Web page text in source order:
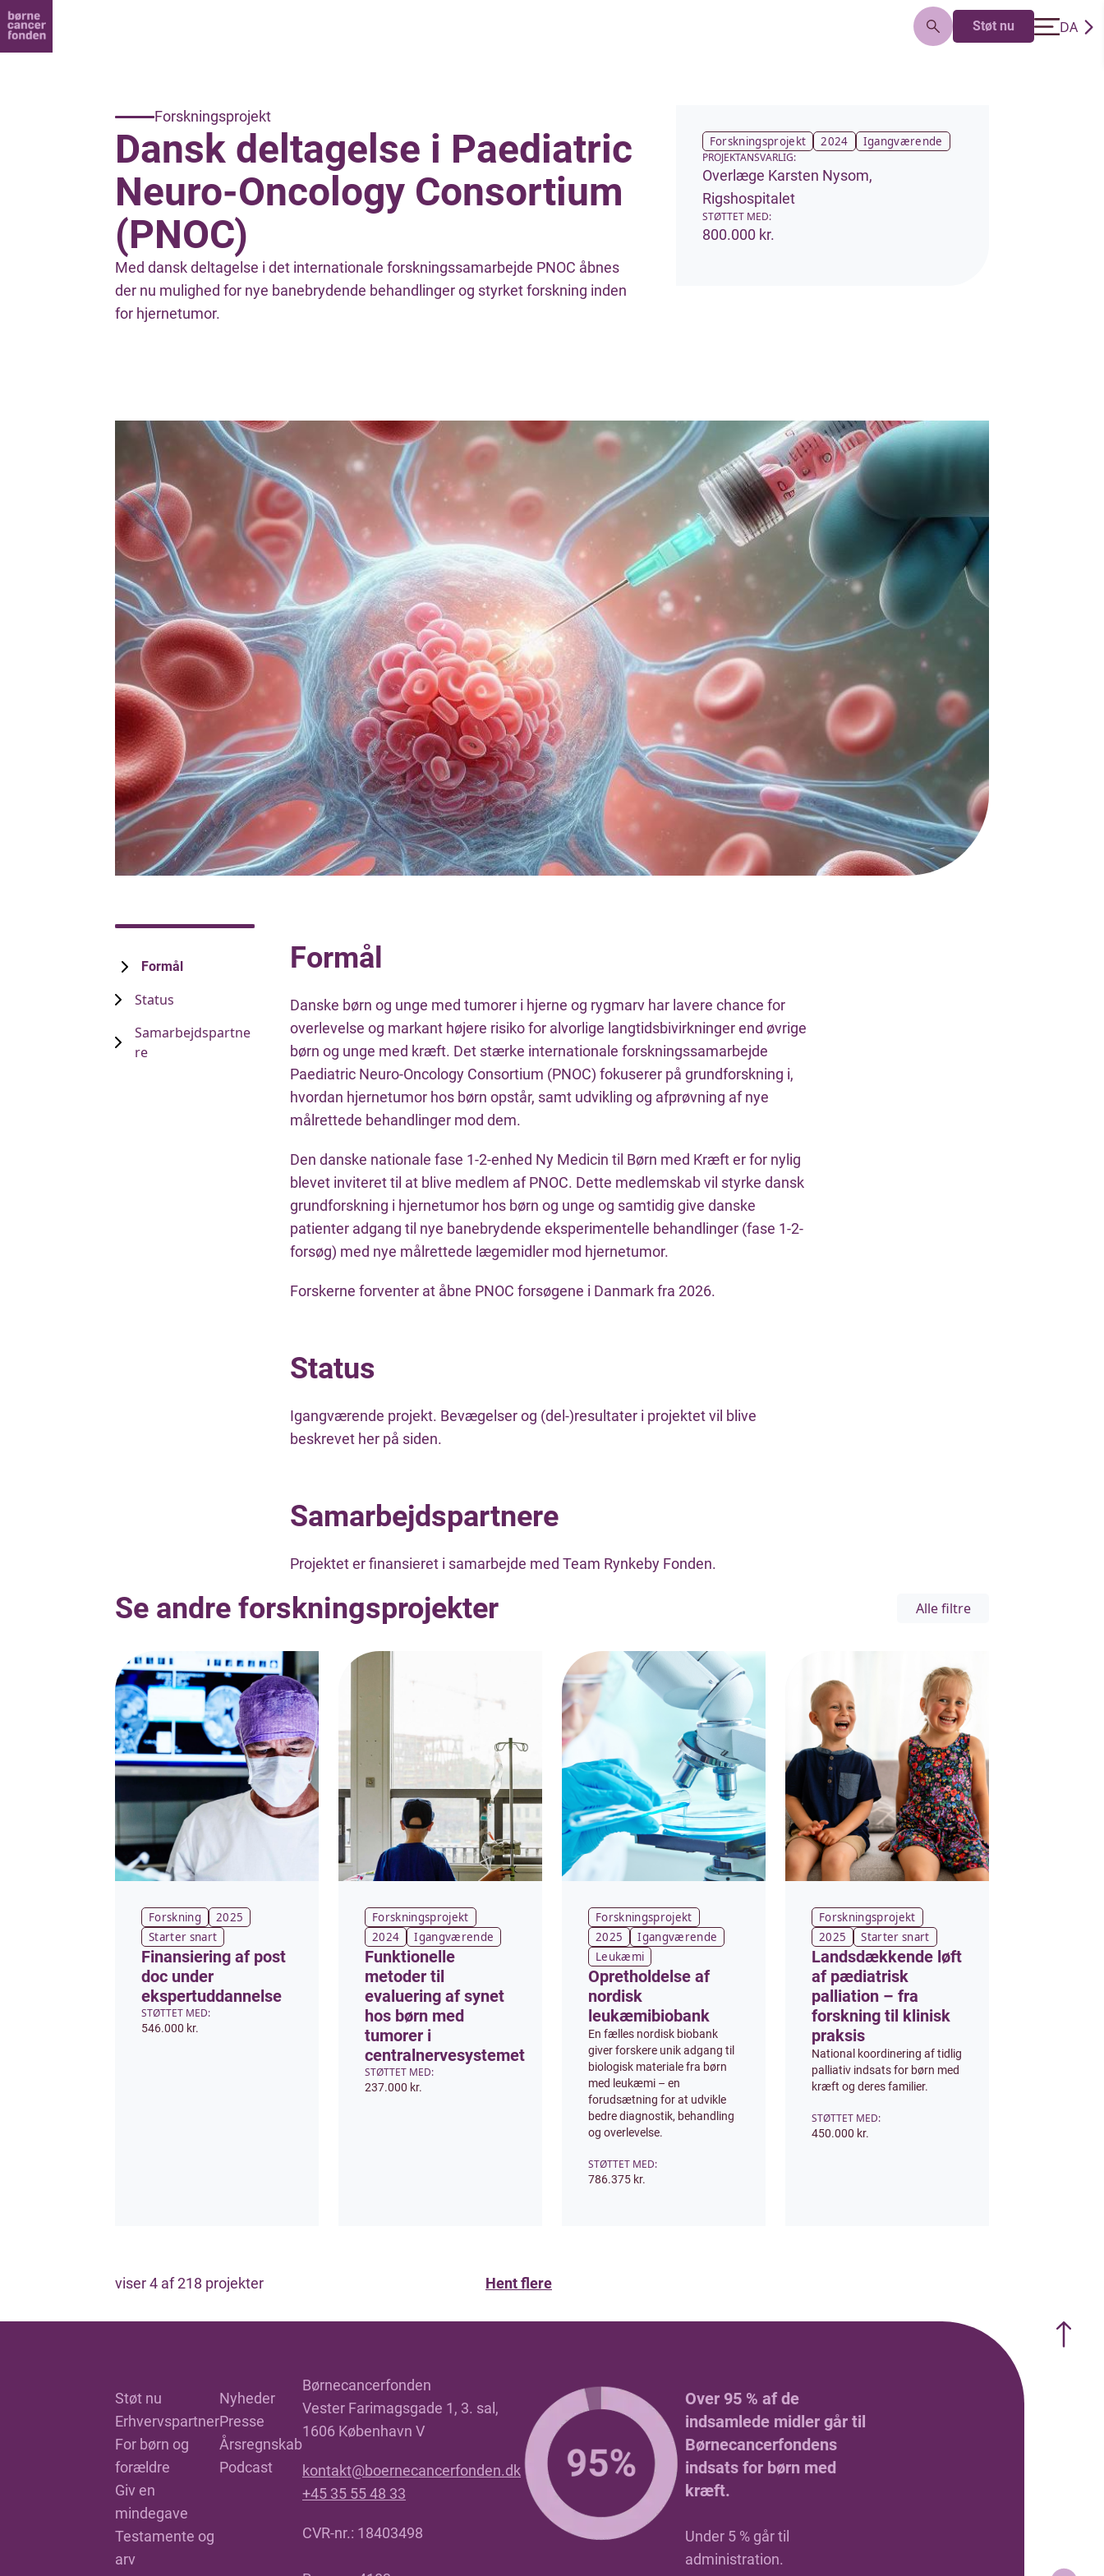
Støt nu
DA
Forskningsprojekt
Dansk deltagelse i Paediatric
Neuro-Oncology Consortium
(PNOC)
Med dansk deltagelse i det internationale forskningssamarbejde PNOC åbnes
der nu mulighed for nye banebrydende behandlinger og styrket forskning inden
for hjernetumor.
Forskningsprojekt 2024 Igangværende
PROJEKTANSVARLIG:
Overlæge Karsten Nysom,
Rigshospitalet
STØTTET MED:
800.000 kr.
Formål
Status
Samarbejdspartne
re
Formål
Danske børn og unge med tumorer i hjerne og rygmarv har lavere chance for
overlevelse og markant højere risiko for alvorlige langtidsbivirkninger end øvrige
børn og unge med kræft. Det stærke internationale forskningssamarbejde
Paediatric Neuro-Oncology Consortium (PNOC) fokuserer på grundforskning i,
hvordan hjernetumor hos børn opstår, samt udvikling og afprøvning af nye
målrettede behandlinger mod dem.
Den danske nationale fase 1-2-enhed Ny Medicin til Børn med Kræft er for nylig
blevet inviteret til at blive medlem af PNOC. Dette medlemskab vil styrke dansk
grundforskning i hjernetumor hos børn og unge og samtidig give danske
patienter adgang til nye banebrydende eksperimentelle behandlinger (fase 1-2-
forsøg) med nye målrettede lægemidler mod hjernetumor.
Forskerne forventer at åbne PNOC forsøgene i Danmark fra 2026.
Status
Igangværende projekt. Bevægelser og (del-)resultater i projektet vil blive
beskrevet her på siden.
Samarbejdspartnere
Projektet er finansieret i samarbejde med Team Rynkeby Fonden.
Se andre forskningsprojekter Alle filtre
Forskning
2025
Starter snart
Finansiering af post
doc under
ekspertuddannelse
STØTTET MED:
546.000 kr.
Forskningsprojekt
2024
Igangværende
Funktionelle
metoder til
evaluering af synet
hos børn med
tumorer i
centralnervesystemet
STØTTET MED:
237.000 kr.
Forskningsprojekt
2025
Igangværende
Leukæmi
Opretholdelse af
nordisk
leukæmibiobank
En fælles nordisk biobank
giver forskere unik adgang til
biologisk materiale fra børn
med leukæmi – en
forudsætning for at udvikle
bedre diagnostik, behandling
og overlevelse.
STØTTET MED:
786.375 kr.
Forskningsprojekt
2025
Starter snart
Landsdækkende løft
af pædiatrisk
palliation – fra
forskning til klinisk
praksis
National koordinering af tidlig
palliativ indsats for børn med
kræft og deres familier.
STØTTET MED:
450.000 kr.
viser4 af218 projekter Hent flere
Støt nu
Erhvervspartner
For børn og
forældre
Giv en
mindegave
Testamente og
arv
Nyheder
Presse
Årsregnskab
Podcast
Børnecancerfonden
Vester Farimagsgade 1, 3. sal,
1606 København V
kontakt@boernecancerfonden.dk
+45 35 55 48 33
CVR-nr.: 18403498
Over 95 % af de
indsamlede midler går til
Børnecancerfondens
indsats for børn med
kræft.
Under 5 % går til
administration.